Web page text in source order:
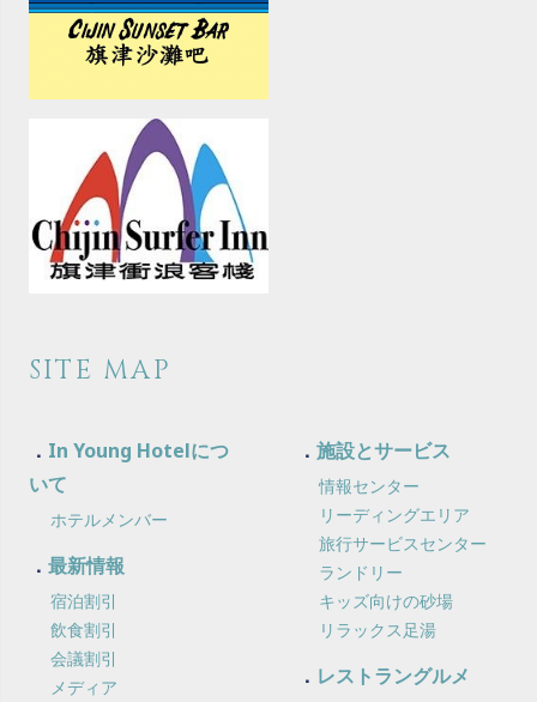
SITE MAP
In Young Hotelにつ
いて
ホテルメンバー
最新情報
宿泊割引
飲食割引
会議割引
メディア
施設とサービス
情報センター
リーディングエリア
旅行サービスセンター
ランドリー
キッズ向けの砂場
リラックス足湯
レストラングルメ